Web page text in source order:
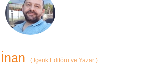
( İçerik Editörü ve Yazar )